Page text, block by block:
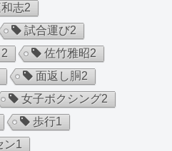
志2
試合運び2
2 佐竹雅昭2
面返し胴 2
女子ボクシング2
歩行1
ン1